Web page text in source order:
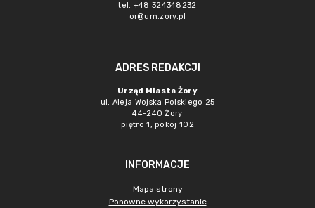
tel. +48 324348232
or@um.zory.pl
ADRES REDAKCJI
Urząd Miasta Żory
ul. Aleja Wojska Polskiego 25
44-240 Żory
piętro 1, pokój 102
INFORMACJE
Mapa strony
Ponowne wykorzystanie